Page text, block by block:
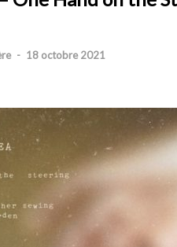
- 18 octobre 2021